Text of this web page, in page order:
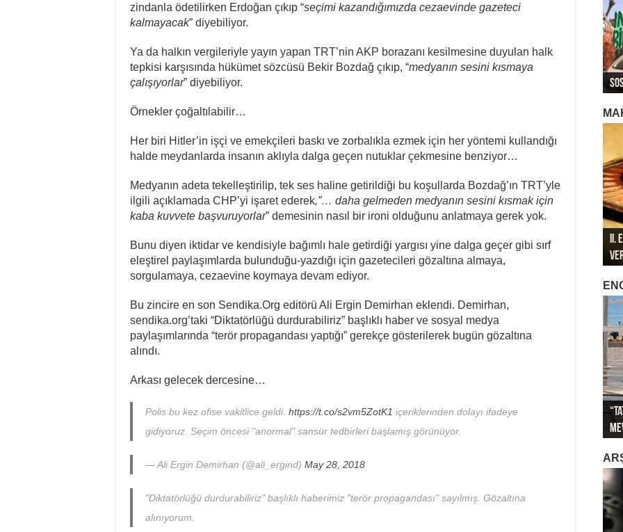
zindanla ödetilirken Erdoğan çıkıp “seçimi kazandığımızda cezaevinde gazeteci
kalmayacak” diyebiliyor.
Ya da halkın vergileriyle yayın yapan TRT’nin AKP borazanı kesilmesine duyulan halk
tepkisi karşısında hükümet sözcüsü Bekir Bozdağ çıkıp, “medyanın sesini kısmaya
çalışıyorlar” diyebiliyor.
Örnekler çoğaltılabilir…
Her biri Hitler’in işçi ve emekçileri baskı ve zorbalıkla ezmek için her yöntemi kullandığı
halde meydanlarda insanın aklıyla dalga geçen nutuklar çekmesine benziyor…
Medyanın adeta tekelleştirilip, tek ses haline getirildiği bu koşullarda Bozdağ’ın TRT’yle
ilgili açıklamada CHP’yi işaret ederek,”… daha gelmeden medyanın sesini kısmak için
kaba kuvvete başvuruyorlar” demesinin nasıl bir ironi olduğunu anlatmaya gerek yok.
Bunu diyen iktidar ve kendisiyle bağımlı hale getirdiği yargısı yine dalga geçer gibi sırf
eleştirel paylaşımlarda bulunduğu-yazdığı için gazetecileri gözaltına almaya,
sorgulamaya, cezaevine koymaya devam ediyor.
Bu zincire en son Sendika.Org editörü Ali Ergin Demirhan eklendi. Demirhan,
sendika.org’taki “Diktatörlüğü durdurabiliriz” başlıklı haber ve sosyal medya
paylaşımlarında “terör propagandası yaptığı” gerekçe gösterilerek bugün gözaltına
alındı.
Arkası gelecek dercesine…
Polis bu kez ofise vakitlice geldi. https://t.co/s2vm5ZotK1 içeriklerinden dolayı ifadeye
gidiyoruz. Seçim öncesi "anormal" sansür tedbirleri başlamış görünüyor.
— Ali Ergin Demirhan (@ali_ergind) May 28, 2018
"Diktatörlüğü durdurabiliriz" başlıklı haberimiz "terör propagandası" sayılmış. Gözaltına
alınıyorum.
II.